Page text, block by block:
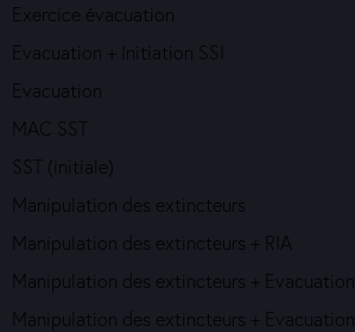
Exercice évacuation
Evacuation + Initiation SSI
Evacuation
MAC SST
SST (initiale)
Manipulation des extincteurs
Manipulation des extincteurs + RIA
Manipulation des extincteurs + Evacuation
Manipulation des extincteurs + Evacuation